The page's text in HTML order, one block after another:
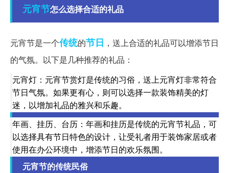
元宵节怎么选择合适的礼品
元宵节是一个传统的节日 ，送上合适的礼品可以增添节日
的气氛。以下是几种推荐的礼品：
元宵灯：元宵节赏灯是传统的习俗，送上元宵灯非常符合
节日气氛。如果更有心，则可以选择一款装饰精美的灯
迷，以增加礼品的雅兴和乐趣。
年画、挂历、台历：年画和挂历是传统的元宵节礼品，可
以选择具有节日特色的设计，让受礼者用于装饰家居或者
使用在办公环境中，增添节日的欢乐氛围。
元宵节的传统民俗